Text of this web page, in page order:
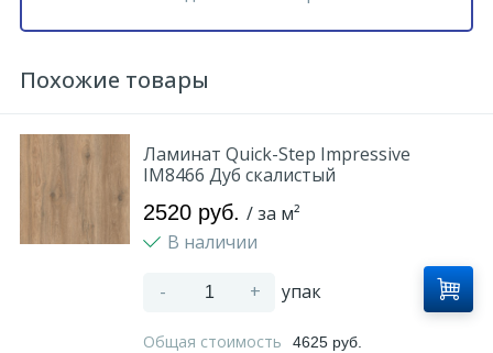
Похожие товары
Ламинат Quick-Step Impressive
IM8466 Дуб скалистый
2520 руб. / за м²
В наличии
- + упак
Общая стоимость 4625 руб.